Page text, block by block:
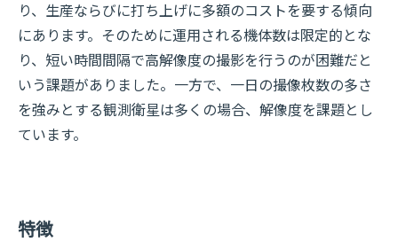
り、生産ならびに打ち上げに多額のコストを要する傾向
にあります。そのために運用される機体数は限定的とな
り、短い時間間隔で高解像度の撮影を行うのが困難だと
いう課題がありました。一方で、一日の撮像枚数の多さ
を強みとする観測衛星は多くの場合、解像度を課題とし
ています。
特徴